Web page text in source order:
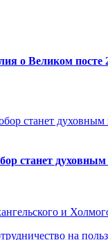
о Великом посте
станет духовным
и